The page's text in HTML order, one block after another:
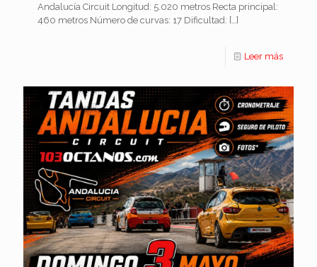
Andalucía Circuit Longitud: 5.020 metros Recta principal:
460 metros Número de curvas: 17 Dificultad: […]
Leer más